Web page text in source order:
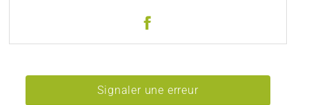
Signaler une erreur